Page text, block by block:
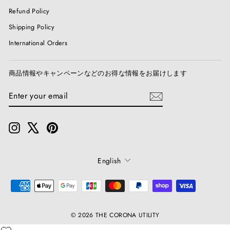
Refund Policy
Shipping Policy
International Orders
商品情報やキャンペーンなどのお得な情報をお届けします
YOUR
EMAIL
Instagram Pinterest
Language
English
© 2026 THE CORONA UTILITY